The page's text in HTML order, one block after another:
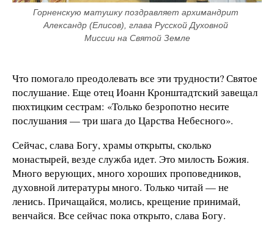
Горненскую матушку поздравляет архимандрит
Александр (Елисов), глава Русской Духовной
Миссии на Святой Земле
Что помогало преодолевать все эти трудности? Святое
послушание. Еще отец Иоанн Кронштадтский завещал
пюхтицким сестрам: «Только безропотно несите
послушания — три шага до Царства Небесного».
Сейчас, слава Богу, храмы открыты, сколько
монастырей, везде служба идет. Это милость Божия.
Много верующих, много хороших проповедников,
духовной литературы много. Только читай — не
ленись. Причащайся, молись, крещение принимай,
венчайся. Все сейчас пока открыто, слава Богу.